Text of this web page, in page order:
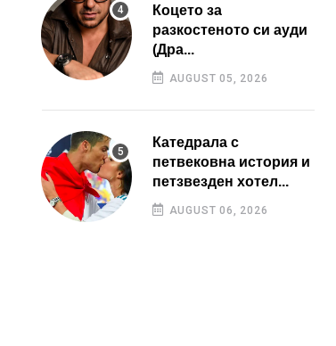
Коцето за
разкостеното си ауди
(Дра...
AUGUST 05, 2026
Катедрала с
петвековна история и
петзвезден хотел...
AUGUST 06, 2026